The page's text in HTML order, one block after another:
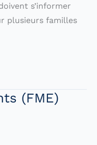
s’informer
plusieurs familles
(FME)